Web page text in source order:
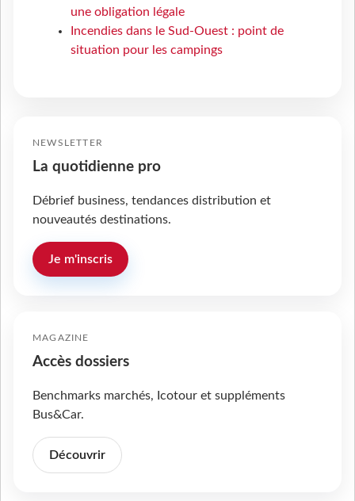
une obligation légale
Incendies dans le Sud-Ouest : point de
situation pour les campings
NEWSLETTER
La quotidienne pro
Débrief business, tendances distribution et
nouveautés destinations.
Je m'inscris
MAGAZINE
Accès dossiers
Benchmarks marchés, Icotour et suppléments
Bus&Car.
Découvrir